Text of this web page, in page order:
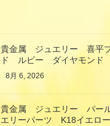
貴金属 ジュエリー 喜平
ド ルビー ダイヤモンド
8月 6, 2026
貴金属 ジュエリー パー
エリーパーツ K18イエロ